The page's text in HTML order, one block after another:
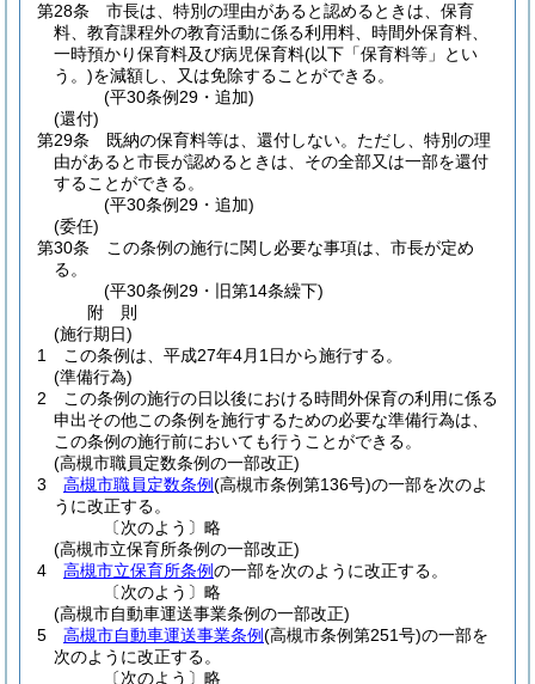
第28条
市長は、特別の理由があると認めるときは、保育
料、教育課程外の教育活動に係る利用料、時間外保育料、
一時預かり保育料及び病児保育料(以下「保育料等」とい
う。)を減額し、又は免除することができる。
(平30条例29・追加)
(還付)
第29条
既納の保育料等は、還付しない。 ただし、特別の理
由があると市長が認めるときは、その全部又は一部を還付
することができる。
(平30条例29・追加)
(委任)
第30条
この条例の施行に関し必要な事項は、市長が定め
る。
(平30条例29・旧第14条繰下)
附 則
(施行期日)
1
この条例は、平成27年4月1日から施行する。
(準備行為)
2
この条例の施行の日以後における時間外保育の利用に係る
申出その他この条例を施行するための必要な準備行為は、
この条例の施行前においても行うことができる。
(高槻市職員定数条例の一部改正)
3
高槻市職員定数条例(高槻市条例第136号)の一部を次のよ
うに改正する。
〔次のよう〕略
(高槻市立保育所条例の一部改正)
4
高槻市立保育所条例の一部を次のように改正する。
〔次のよう〕略
(高槻市自動車運送事業条例の一部改正)
5
高槻市自動車運送事業条例(高槻市条例第251号)の一部を
次のように改正する。
〔次のよう〕略